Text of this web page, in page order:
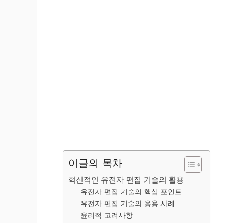
이글의 목차
혁신적인 유전자 편집 기술의 활용
유전자 편집 기술의 핵심 포인트
유전자 편집 기술의 응용 사례
윤리적 고려사항